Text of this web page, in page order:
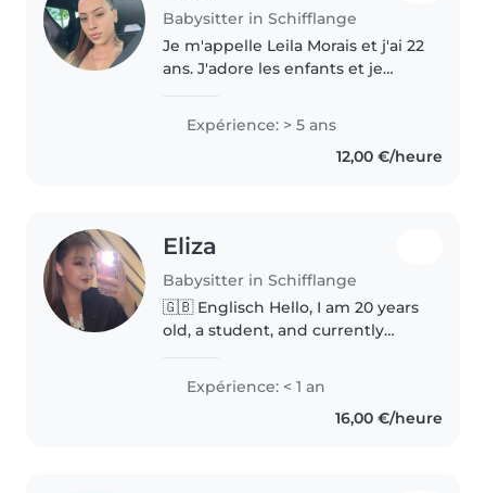
Babysitter in Schifflange
Je m'appelle Leila Morais et j'ai 22
ans. J'adore les enfants et je
des stages dans des crèches et
dans une maison relais. J'ai donc
Expérience: > 5 ans
12,00 €/heure
Eliza
Babysitter in Schifflange
🇬🇧 Englisch Hello, I am 20 years
old, a student, and currently
studies. I have experience with
babies and young children, and I
have already worked with..
Expérience: < 1 an
16,00 €/heure